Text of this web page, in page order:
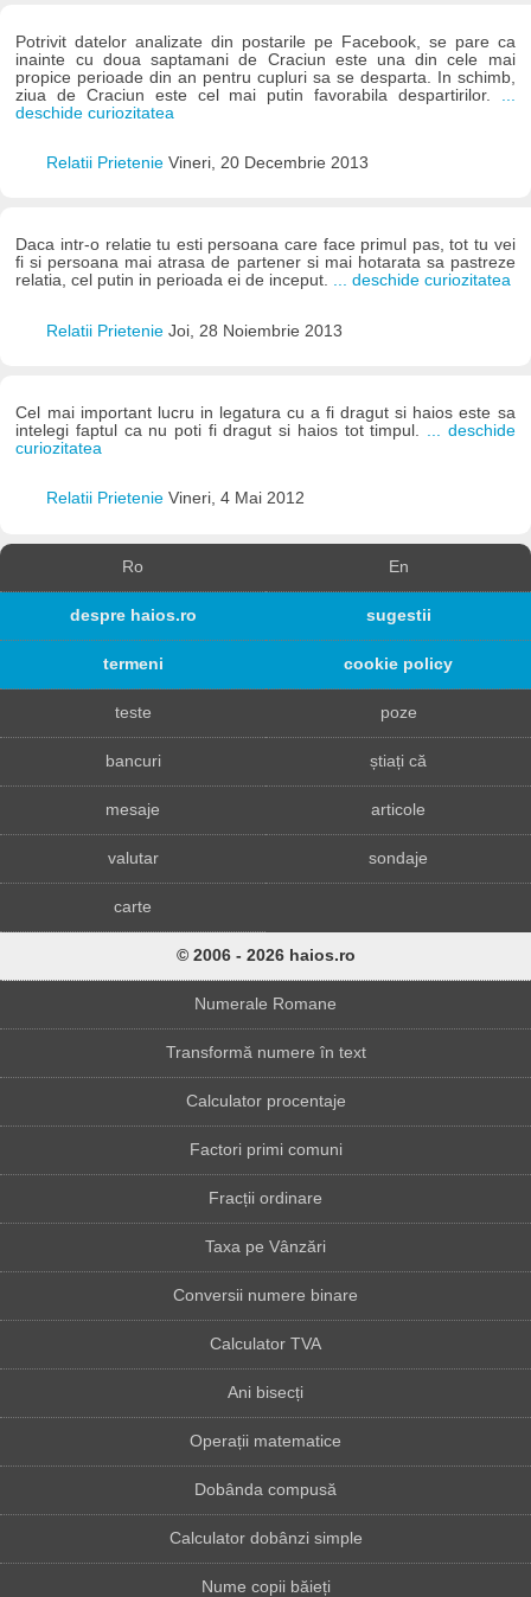
Potrivit datelor analizate din postarile pe Facebook, se pare ca
inainte cu doua saptamani de Craciun este una din cele mai
propice perioade din an pentru cupluri sa se desparta. In schimb,
ziua de Craciun este cel mai putin favorabila despartirilor.
deschide curiozitatea
Relatii Prietenie Vineri, 20 Decembrie 2013
Daca intr-o relatie tu esti persoana care face primul pas, tot tu vei
fi si persoana mai atrasa de partener si mai hotarata sa pastreze
relatia, cel putin in perioada ei de inceput. ... deschide curiozitatea
Relatii Prietenie Joi, 28 Noiembrie 2013
Cel mai important lucru in legatura cu a fi dragut si haios este sa
intelegi faptul ca nu poti fi dragut si haios tot timpul. ... deschide
curiozitatea
Relatii Prietenie Vineri, 4 Mai 2012
Ro En
despre haios.ro sugestii
termeni cookie policy
teste poze
bancuri știați că
mesaje articole
valutar sondaje
carte
© 2006 - 2026 haios.ro
Numerale Romane
Transformă numere în text
Calculator procentaje
Factori primi comuni
Fracții ordinare
Taxa pe Vânzări
Conversii numere binare
Calculator TVA
Ani bisecți
Operații matematice
Dobânda compusă
Calculator dobânzi simple
Nume copii băieți